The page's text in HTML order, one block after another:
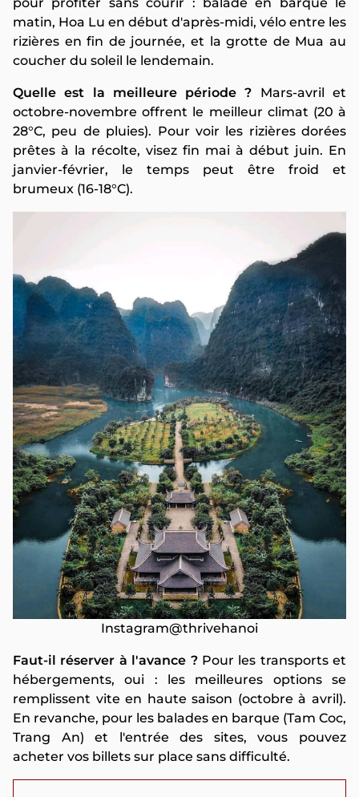
matin, Hoa Lu en début d'après-midi, vélo entre les
rizières en fin de journée, et la grotte de Mua au
coucher du soleil le lendemain.
Quelle est la meilleure période ? Mars-avril et
octobre-novembre offrent le meilleur climat (20 à
28°C, peu de pluies). Pour voir les rizières dorées
prêtes à la récolte, visez fin mai à début juin. En
janvier-février, le temps peut être froid et
brumeux (16-18°C).
Instagram@thrivehanoi
Faut-il réserver à l'avance ?Pour les transports et
hébergements, oui : les meilleures options se
remplissent vite en haute saison (octobre à avril).
En revanche, pour les balades en barque (Tam Coc,
Trang An) et l'entrée des sites, vous pouvez
acheter vos billets sur place sans difficulté.